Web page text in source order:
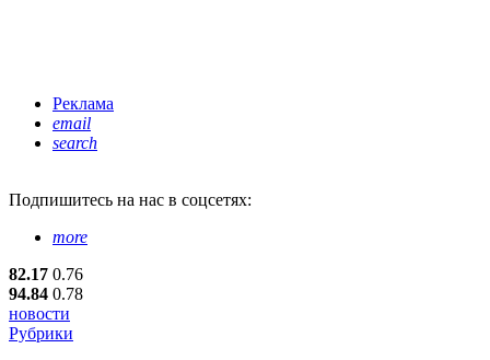
Реклама
email
search
Подпишитесь на нас в соцсетях:
more
82.17 0.76
94.84 0.78
новости
Рубрики